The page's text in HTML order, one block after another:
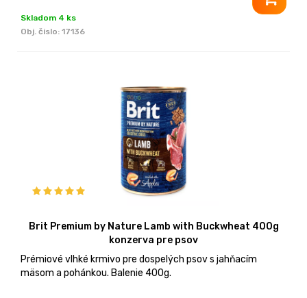
Skladom 4 ks
Obj. čislo: 17136
Brit Premium by Nature Lamb with Buckwheat 400g
konzerva pre psov
Prémiové vlhké krmivo pre dospelých psov s jahňacím
mäsom a pohánkou. Balenie 400g.